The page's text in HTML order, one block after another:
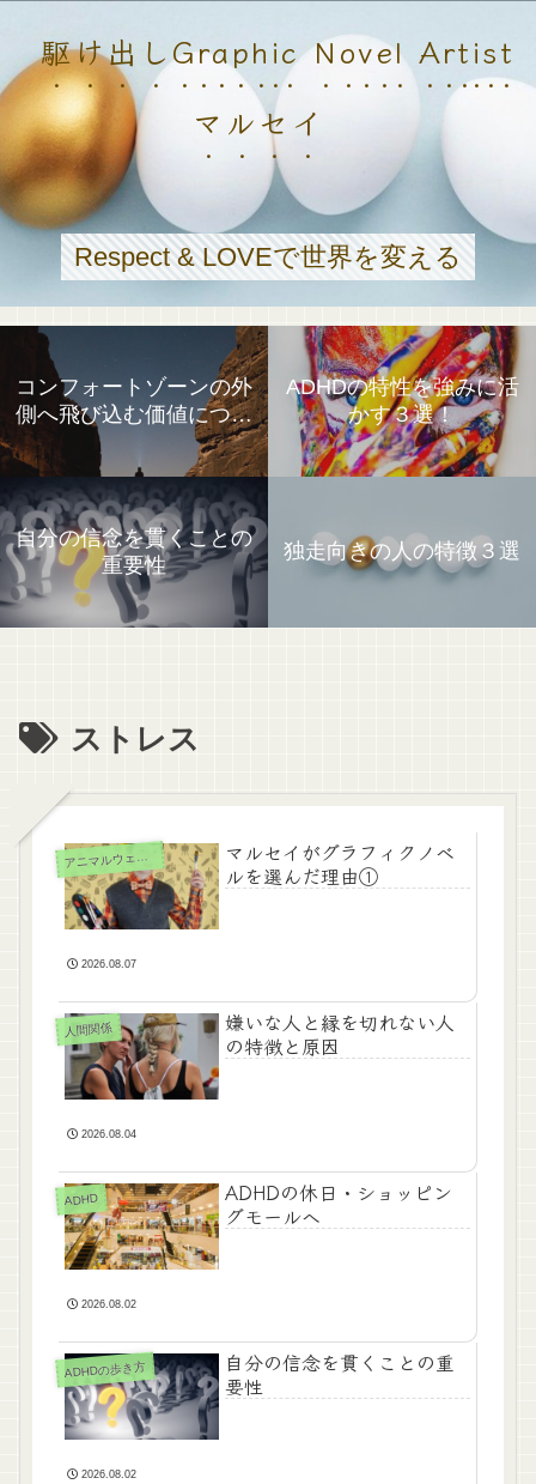
駆け出しGraphic Novel Artist
マルセイ
Respect & LOVEで世界を変える
コンフォートゾーンの外
側へ飛び込む価値につい
ADHDの特性を強みに活
かす３選！
自分の信念を貫くことの
重要性
独走向きの人の特徴３選
ストレス
ア ニマルウェルフェアに関するスタンス
マルセイがグラフィクノベ
ルを選んだ理由①
2026.08.07
人間関係
嫌いな人と縁を切れない人
の特徴と原因
2026.08.04
ADHD
ADHDの休日・ショッピン
グモールへ
2026.08.02
ADHDの歩き方
自分の信念を貫くことの重
要性
2026.08.02